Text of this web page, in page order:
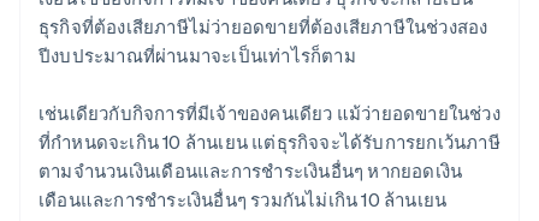
ธุรกิจที่ต้องเสียภาษีไม่ว่ายอดขายที่ต้องเสียภาษีในช่วงสอง
ปีงบประมาณที่ผ่านมาจะเป็นเท่าไรก็ตาม
เช่นเดียวกับกิจการที่มีเจ้าของคนเดียว แม้ว่ายอดขายในช่วง
ที่กำหนดจะเกิน 10 ล้านเยน แต่ธุรกิจจะได้รับการยกเว้นภาษี
ตามจํานวนเงินเดือนและการชําระเงินอื่นๆ หากยอดเงิน
เดือนและการชําระเงินอื่นๆ รวมกันไม่เกิน 10 ล้านเยน